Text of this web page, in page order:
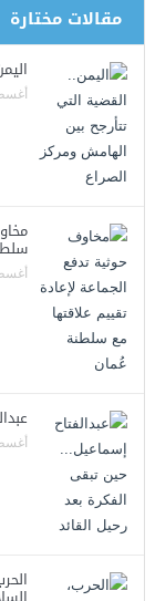
مقالات مختارة
أغسطس
أغسطس
أغسطس